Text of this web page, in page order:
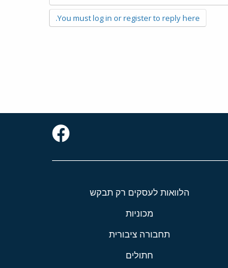
You must log in or register to reply here.
הלוואות לעסקים רק תבקש
מכוניות
תחבורה ציבורית
חתולים